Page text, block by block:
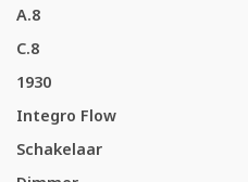
A.8
C.8
1930
Integro Flow
Schakelaar